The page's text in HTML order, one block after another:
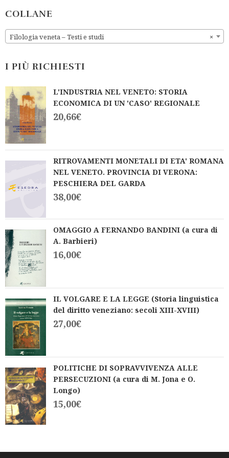
t
f
5
COLLANE
×
Filologia veneta – Testi e studi
I PIÙ RICHIESTI
L'INDUSTRIA NEL VENETO: STORIA
ECONOMICA DI UN 'CASO' REGIONALE
20,66€
RITROVAMENTI MONETALI DI ETA' ROMANA
NEL VENETO. PROVINCIA DI VERONA:
PESCHIERA DEL GARDA
38,00€
OMAGGIO A FERNANDO BANDINI (a cura di
A. Barbieri)
16,00€
IL VOLGARE E LA LEGGE (Storia linguistica
del diritto veneziano: secoli XIII-XVIII)
27,00€
POLITICHE DI SOPRAVVIVENZA ALLE
PERSECUZIONI (a cura di M. Jona e O.
Longo)
15,00€